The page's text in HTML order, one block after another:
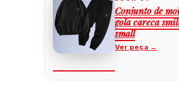
Conjunto de
gola careca
small